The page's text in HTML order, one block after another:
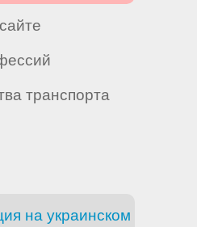
транспорта
на украинском